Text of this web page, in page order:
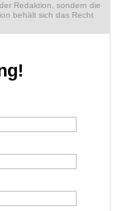
Redaktion, sondern die
behält sich das Recht